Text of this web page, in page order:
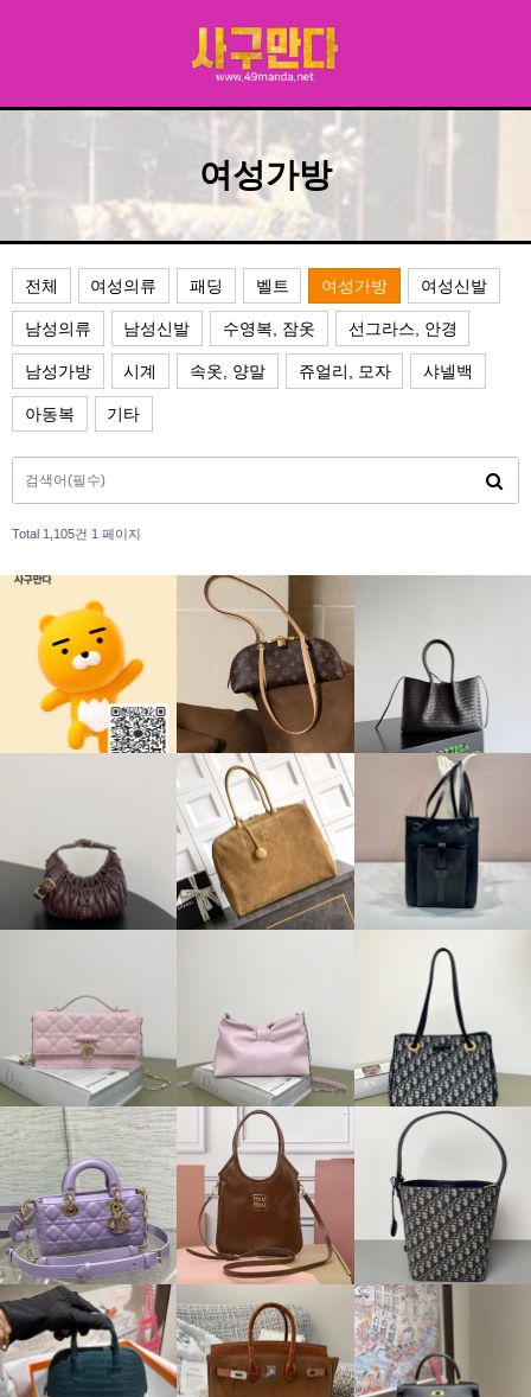
여성가방
전체 여성의류 패딩 벨트 여성가방 여성신발
남성의류 남성신발 수영복, 잠옷 선그라스, 안경
남성가방 시계 속옷, 양말 쥬얼리, 모자 샤넬백
아동복 기타
Total 1,105건 1 페이지